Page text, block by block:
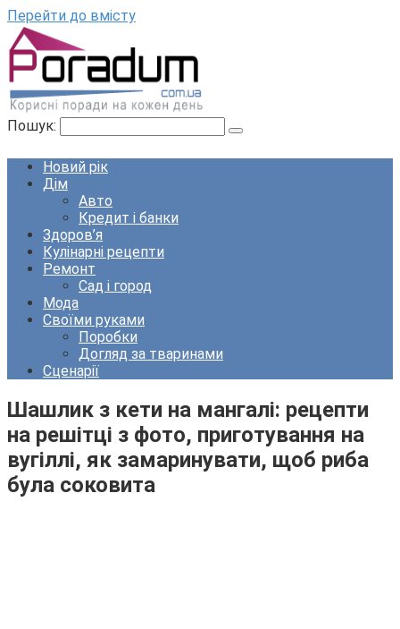
Перейти до вмісту
Пошук:
Новий рік
Дім
Авто
Кредит і банки
Здоров’я
Кулінарні рецепти
Ремонт
Сад і город
Мода
Своїми руками
Поробки
Догляд за тваринами
Сценарії
Шашлик з кети на мангалі: рецепти
на решітці з фото, приготування на
вугіллі, як замаринувати, щоб риба
була соковита